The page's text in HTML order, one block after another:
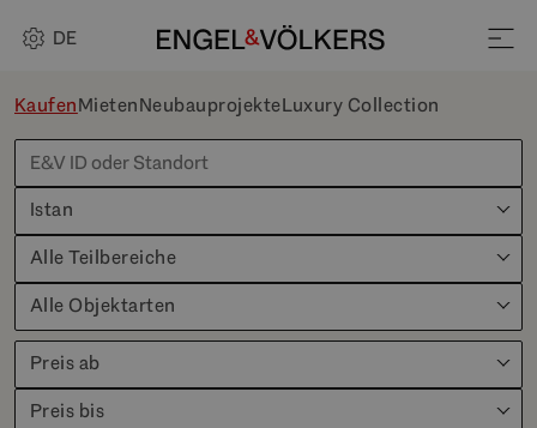
DE
KaufenMietenNeubauprojekteLuxury Collection
Istan
Alle Teilbereiche
Alle Objektarten
Preis ab
Preis bis